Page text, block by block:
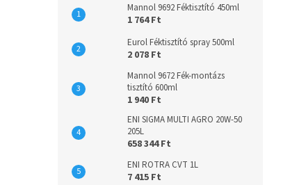
Mannol 9692 Féktisztító 450ml
1 764 Ft
Eurol Féktisztító spray 500ml
2 078 Ft
Mannol 9672 Fék-montázs
tisztító 600ml
1 940 Ft
ENI SIGMA MULTI AGRO 20W-50
205L
658 344 Ft
ENI ROTRA CVT 1L
7 415 Ft